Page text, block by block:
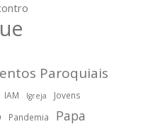
Paroquiais
IAM Igreja Jovens
Pandemia Papa